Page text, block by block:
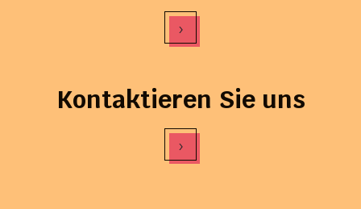
›
Kontaktieren Sie uns
›